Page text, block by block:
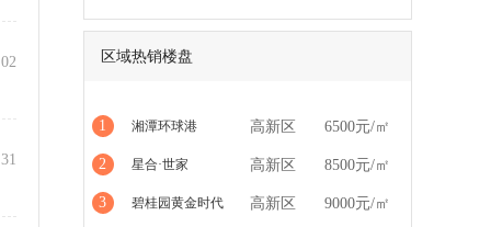
区域热销楼盘
1 湘潭环球港 高新区 6500元/㎡
2 星合·世家 高新区 8500元/㎡
3 碧桂园黄金时代 高新区 9000元/㎡